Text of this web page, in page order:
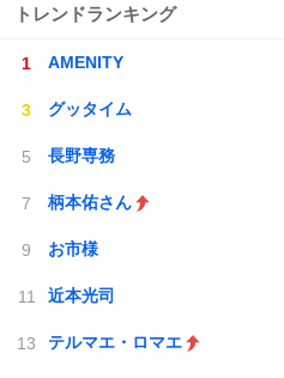
トレンドランキング
AMENITY
グッタイム
長野専務
柄本佑さん
お市様
近本光司
テルマエ・ロマエ